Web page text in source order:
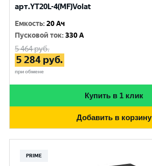
арт.YT20L-4(MF)Volat
Емкость:20 Ач
Пусковой ток:330 A
5 464руб.
5 284 руб.
при обмене
Купить в 1 клик
Добавить в корзину
PRIME